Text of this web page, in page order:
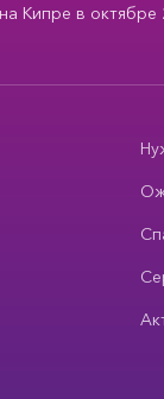
Кипре в